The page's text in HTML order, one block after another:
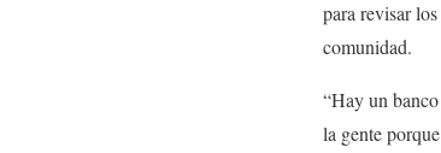
para revisar
comunidad.
“Hay un
la gente